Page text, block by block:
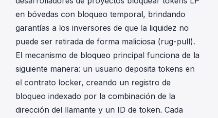
en bóvedas con bloqueo temporal, brindando
garantías a los inversores de que la liquidez no
puede ser retirada de forma maliciosa (rug-pull).
El mecanismo de bloqueo principal funciona de la
siguiente manera: un usuario deposita tokens en
el contrato locker, creando un registro de
bloqueo indexado por la combinación de la
dirección del llamante y un ID de token. Cada